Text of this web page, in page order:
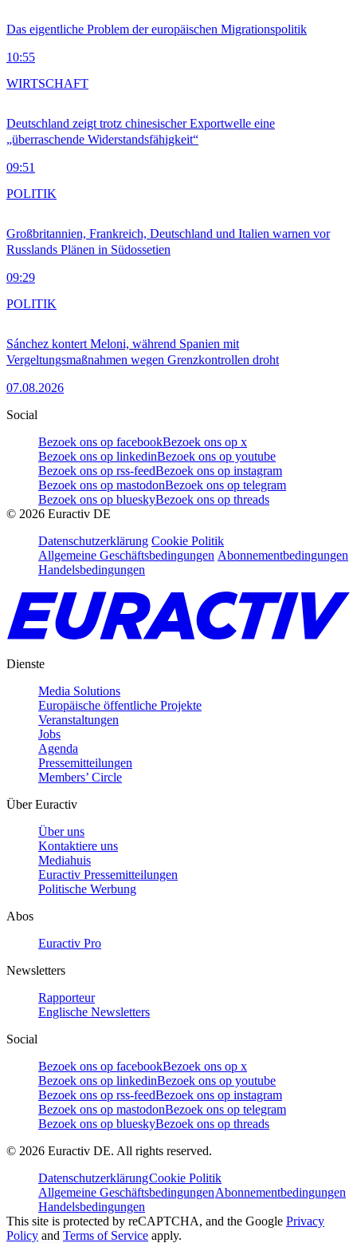
Das eigentliche Problem der europäischen Migrationspolitik
10:55
Deutschland zeigt trotz chinesischer Exportwelle eine
„überraschende Widerstandsfähigkeit“
09:51
WIRTSCHAFT
Großbritannien, Frankreich, Deutschland und Italien warnen vor
Russlands Plänen in Südossetien
09:29
POLITIK
Sánchez kontert Meloni, während Spanien mit
Vergeltungsmaßnahmen wegen Grenzkontrollen droht
07.08.2026
POLITIK
Social
Bezoek ons op facebookBezoek ons op x
Bezoek ons op linkedinBezoek ons op youtube
Bezoek ons op rss-feedBezoek ons op instagram
Bezoek ons op mastodonBezoek ons op telegram
Bezoek ons op blueskyBezoek ons op threads
© 2026 Euractiv DE
Datenschutzerklärung Cookie Politik
Allgemeine Geschäftsbedingungen Abonnementbedingungen
Handelsbedingungen
Dienste
Media Solutions
Europäische öffentliche Projekte
Veranstaltungen
Jobs
Agenda
Pressemitteilungen
Members’ Circle
Über Euractiv
Über uns
Kontaktiere uns
Mediahuis
Euractiv Pressemitteilungen
Politische Werbung
Abos
Euractiv Pro
Newsletters
Rapporteur
Englische Newsletters
Social
Bezoek ons op facebookBezoek ons op x
Bezoek ons op linkedinBezoek ons op youtube
Bezoek ons op rss-feedBezoek ons op instagram
Bezoek ons op mastodonBezoek ons op telegram
Bezoek ons op blueskyBezoek ons op threads
© 2026 Euractiv DE. All rights reserved.
DatenschutzerklärungCookie Politik
Allgemeine GeschäftsbedingungenAbonnementbedingungen
Handelsbedingungen
This site is protected by reCAPTCHA, and the Google Privacy
Policy and Terms of Service apply.